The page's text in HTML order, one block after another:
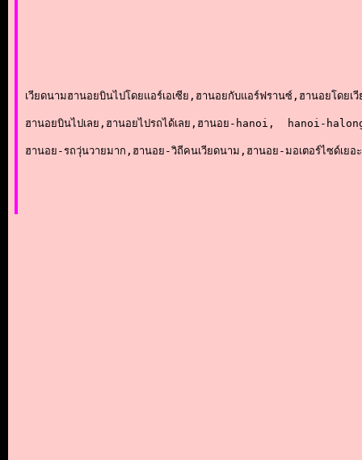
เวียดนามฮานอยบินไปโดยแอร์เอเซีย,ฮานอยกับแอร์ฟรานซ์,ฮานอยโดยเ
ฮานอยบินไปเลย,ฮานอยไปรถได้เลย,ฮานอย-hanoi,  hanoi-
ฮานอย-รถวุ่นวายมาก,ฮานอย-วิถีคนเวียดนาม,ฮานอย-มอเตอร์ไซด์เยอ